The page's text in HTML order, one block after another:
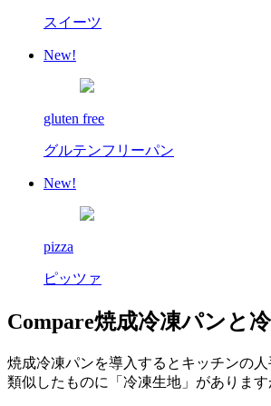
スイーツ
New!
gluten free
グルテンフリーパン
New!
pizza
ピッツァ
Compare焼成冷凍パンと
焼成冷凍パンを導入するとキッチンの
類似したものに「冷凍生地」がありま